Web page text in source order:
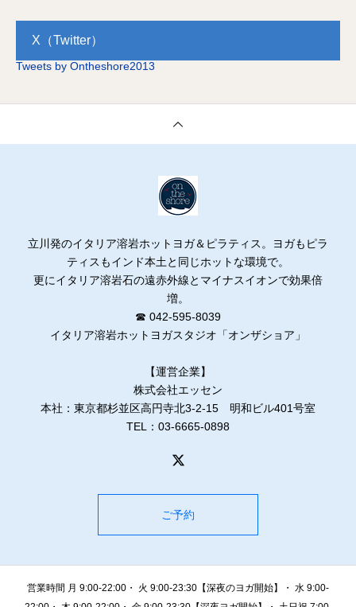
X（Twitter）
Tweets by Ontheshore2013
立川発のイタリア溶岩ホットヨガ＆ピラティス。ヨガもピラ
ティスもインド本土と同じホットな環境で。
更にイタリア溶岩石の遠赤外線とマイナスイオンで効果倍
増。
☎ 042-595-8039
イタリア溶岩ホットヨガスタジオ「オンザショア」
【運営企業】
株式会社エッセン
本社：東京都杉並区高円寺北3-2-15 明和ビル401号室
TEL：03-6665-0898
ご予約
営業時間 月 9:00-22:00・ 火 9:00-23:30【深夜のヨガ開始】・ 水 9:00-